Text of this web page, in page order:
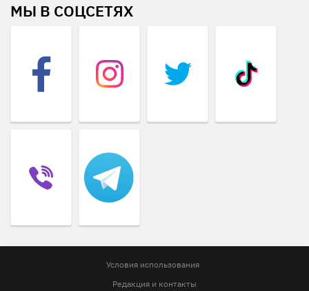
МЫ В СОЦСЕТЯХ
Условия использования
Редакция и контакты